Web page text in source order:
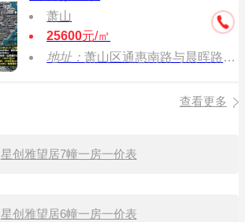
萧山
25600元/㎡
地址：萧山区通惠南路与晨晖路交口
查看更多
星创雅望居7幢一房一价表
星创雅望居6幢一房一价表